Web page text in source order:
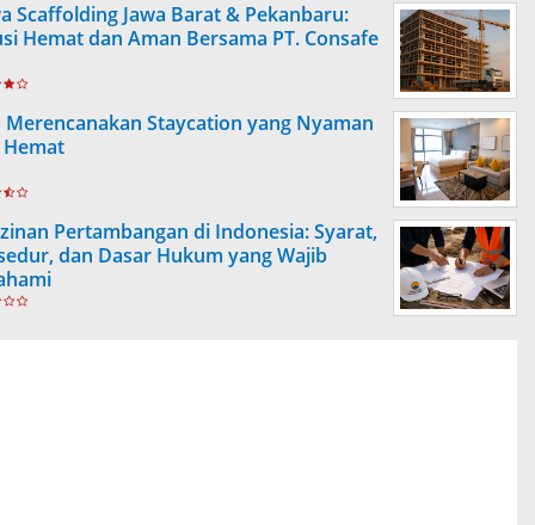
Scaffolding Jawa Barat & Pekanbaru:
Hemat dan Aman Bersama PT. Consafe
Merencanakan Staycation yang Nyaman
Pertambangan di Indonesia: Syarat,
dan Dasar Hukum yang Wajib